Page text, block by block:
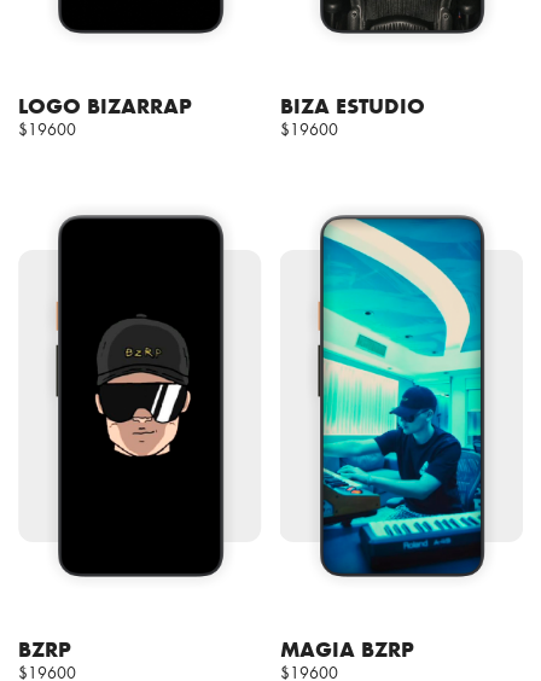
LOGO BIZARRAP
$19600
BIZA ESTUDIO
$19600
BZRP
$19600
MAGIA BZRP
$19600